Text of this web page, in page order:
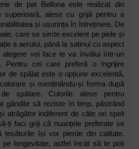
de pat Bellona este realizat din
superioară, alese cu grijă pentru a
și ușurința în întreținere. De
care se simte excelent pe piele și
a aerului, până la satinul cu aspect
alegere vei face te va învălui într-un
Pentru cei care preferă o îngrijire
de spălat este o opțiune excelentă,
și menținându-și forma după
spălare. Culorile alese pentru
gândite să reziste în timp, păstrând
atrăgător indiferent de câte ori speli
ți faci griji că nuanțele preferate se
țesăturile își vor pierde din calitate.
pe longevitate, astfel încât să te poți